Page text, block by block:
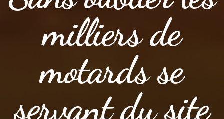
milliers de
motards se
servant du site